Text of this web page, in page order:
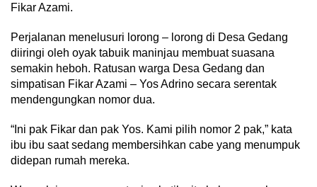
Fikar Azami.
Perjalanan menelusuri lorong – lorong di Desa Gedang
diiringi oleh oyak tabuik maninjau membuat suasana
semakin heboh. Ratusan warga Desa Gedang dan
simpatisan Fikar Azami – Yos Adrino secara serentak
mendengungkan nomor dua.
“Ini pak Fikar dan pak Yos. Kami pilih nomor 2 pak,” kata
ibu ibu saat sedang membersihkan cabe yang menumpuk
didepan rumah mereka.